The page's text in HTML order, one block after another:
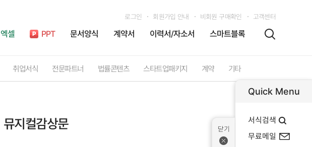
엑셀 PPT 문서양식 계약서 이력서/자소서 스마트블록
로그인 회원가입 안내 비회원 구매확인 고객센터
취업서식 전문파트너 법률콘텐츠 스타트업패키지 계약 기타
뮤지컬감상문
Quick Menu
서식검색
무료메일